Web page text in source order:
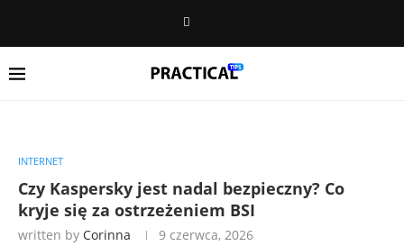
INTERNET
Czy Kaspersky jest nadal bezpieczny? Co
kryje się za ostrzeżeniem BSI
written by Corinna 9 czerwca, 2026